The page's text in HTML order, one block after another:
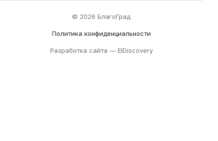
© 2026 БлагоГрад
Политика конфиденциальности
Разработка сайта — ElDiscovery